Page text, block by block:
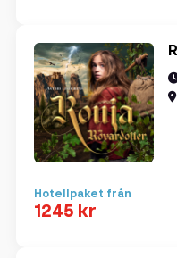
Hotellpaket från
1245 kr